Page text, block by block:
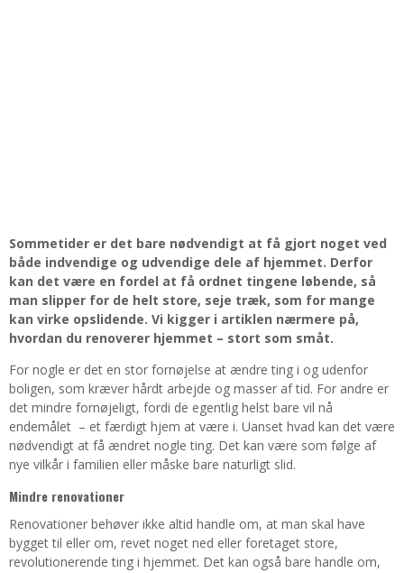
Sommetider er det bare nødvendigt at få gjort noget ved
både indvendige og udvendige dele af hjemmet. Derfor
kan det være en fordel at få ordnet tingene løbende, så
man slipper for de helt store, seje træk, som for mange
kan virke opslidende. Vi kigger i artiklen nærmere på,
hvordan du renoverer hjemmet – stort som småt.
For nogle er det en stor fornøjelse at ændre ting i og udenfor
boligen, som kræver hårdt arbejde og masser af tid. For andre er
det mindre fornøjeligt, fordi de egentlig helst bare vil nå
endemålet – et færdigt hjem at være i. Uanset hvad kan det være
nødvendigt at få ændret nogle ting. Det kan være som følge af
nye vilkår i familien eller måske bare naturligt slid.
Mindre renovationer
Renovationer behøver ikke altid handle om, at man skal have
bygget til eller om, revet noget ned eller foretaget store,
revolutionerende ting i hjemmet. Det kan også bare handle om,